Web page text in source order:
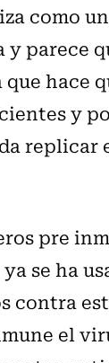
como
parece
hace
y
pre
se ha
contra
el